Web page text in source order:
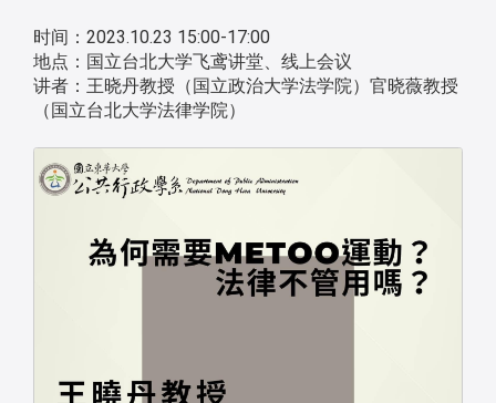
时间：2023.10.23 15:00-17:00
地点：国立台北大学飞鸢讲堂、线上会议
讲者：王晓丹教授（国立政治大学法学院）官晓薇教授
（国立台北大学法律学院）